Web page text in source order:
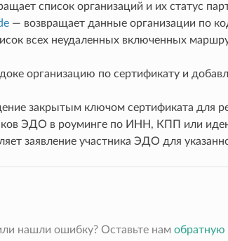
,
b7be-16eb3ff34e8c",
список организаций и их статус
— возвращает данные организации по
всех неудаленных включенных
организацию по сертификату и
закрытым ключом сертификата для
ЭДО в роуминге по ИНН, КПП или
заявление участника ЭДО для
нашли ошибку? Оставьте нам обратную